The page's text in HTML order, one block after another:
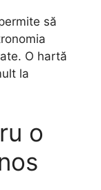
să
O hartă
la
o